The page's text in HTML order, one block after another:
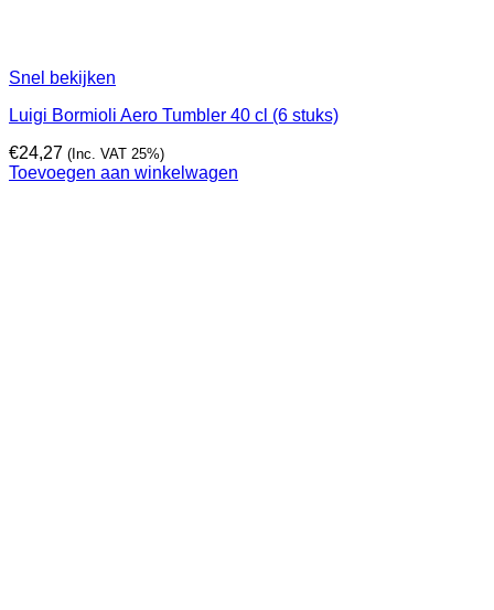
Snel bekijken
Luigi Bormioli Aero Tumbler 40 cl (6 stuks)
€24,27 (Inc. VAT 25%)
Toevoegen aan winkelwagen